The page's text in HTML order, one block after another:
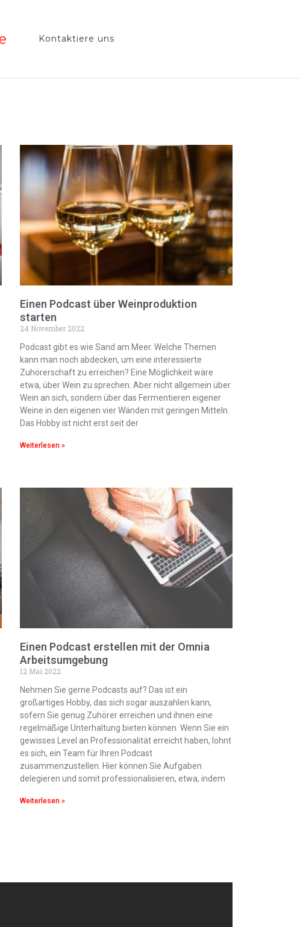
Kontaktiere uns
Einen Podcast über Weinproduktion
starten
24 November 2022
Podcast gibt es wie Sand am Meer. Welche Themen
kann man noch abdecken, um eine interessierte
Zuhörerschaft zu erreichen? Eine Möglichkeit wäre
etwa, über Wein zu sprechen. Aber nicht allgemein über
Wein an sich, sondern über das Fermentieren eigener
Weine in den eigenen vier Wänden mit geringen Mitteln.
Das Hobby ist nicht erst seit der
Weiterlesen »
Einen Podcast erstellen mit der Omnia
Arbeitsumgebung
12 Mai 2022
Nehmen Sie gerne Podcasts auf? Das ist ein
großartiges Hobby, das sich sogar auszahlen kann,
sofern Sie genug Zuhörer erreichen und ihnen eine
regelmäßige Unterhaltung bieten können. Wenn Sie ein
gewisses Level an Professionalität erreicht haben, lohnt
es sich, ein Team für Ihren Podcast
zusammenzustellen. Hier können Sie Aufgaben
delegieren und somit professionalisieren, etwa, indem
Weiterlesen »